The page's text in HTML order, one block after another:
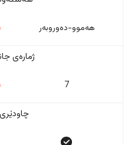
هەموو-دەوروبەر
ژمارەی
7